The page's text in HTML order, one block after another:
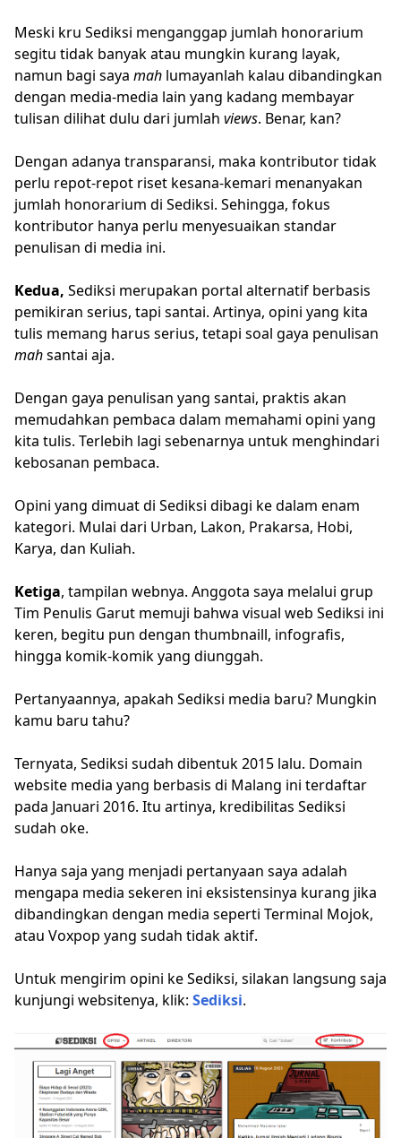
Meski kru Sediksi menganggap jumlah honorarium
segitu tidak banyak atau mungkin kurang layak,
namun bagi saya mah lumayanlah kalau dibandingkan
dengan media-media lain yang kadang membayar
tulisan dilihat dulu dari jumlah views. Benar, kan?
Dengan adanya transparansi, maka kontributor tidak
perlu repot-repot riset kesana-kemari menanyakan
jumlah honorarium di Sediksi. Sehingga, fokus
kontributor hanya perlu menyesuaikan standar
penulisan di media ini.
Kedua, Sediksi merupakan portal alternatif berbasis
pemikiran serius, tapi santai. Artinya, opini yang kita
tulis memang harus serius, tetapi soal gaya penulisan
mahsantai aja.
Dengan gaya penulisan yang santai, praktis akan
memudahkan pembaca dalam memahami opini yang
kita tulis. Terlebih lagi sebenarnya untuk menghindari
kebosanan pembaca.
Opini yang dimuat di Sediksi dibagi ke dalam enam
kategori. Mulai dari Urban, Lakon, Prakarsa, Hobi,
Karya, dan Kuliah.
Ketiga, tampilan webnya. Anggota saya melalui grup
Tim Penulis Garut memuji bahwa visual web Sediksi ini
keren, begitu pun dengan thumbnaill, infografis,
hingga komik-komik yang diunggah.
Pertanyaannya, apakah Sediksi media baru? Mungkin
kamu baru tahu?
Ternyata, Sediksi sudah dibentuk 2015 lalu. Domain
website media yang berbasis di Malang ini terdaftar
pada Januari 2016. Itu artinya, kredibilitas Sediksi
sudah oke.
Hanya saja yang menjadi pertanyaan saya adalah
mengapa media sekeren ini eksistensinya kurang jika
dibandingkan dengan media seperti Terminal Mojok,
atau Voxpop yang sudah tidak aktif.
Untuk mengirim opini ke Sediksi, silakan langsung saja
kunjungi websitenya, klik: Sediksi.